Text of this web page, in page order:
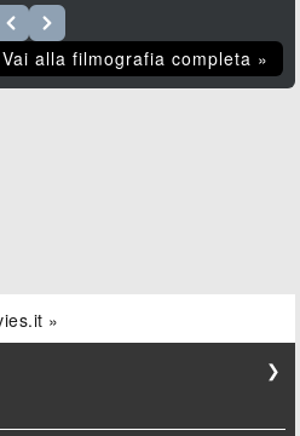
Vai alla filmografia completa »
»
❯